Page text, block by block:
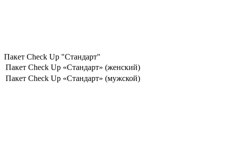
Пакет Check Up "Стандарт"
Пакет Check Up «Стандарт» (женский)
Пакет Check Up «Стандарт» (мужской)